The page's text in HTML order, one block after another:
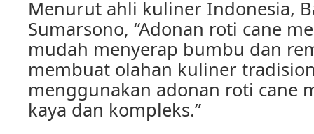
Menurut ahli kuliner Indonesia,
Sumarsono, “Adonan roti cane
mudah menyerap bumbu dan
membuat olahan kuliner
menggunakan adonan roti cane
kaya dan kompleks.”